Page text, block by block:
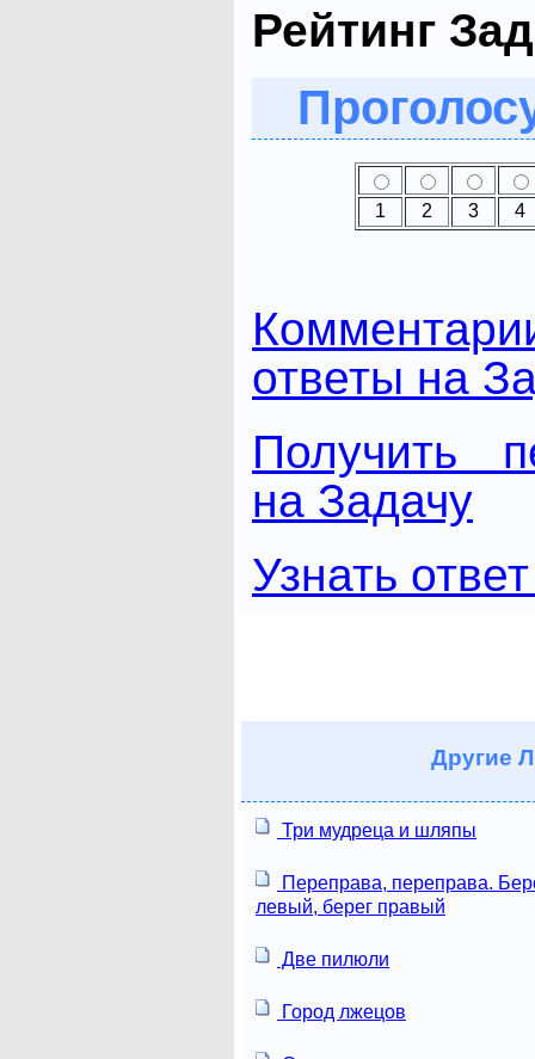
Рейтинг
1 2 3 4
ответы на
Получить
на Задачу
Узнать
Другие
Три мудреца и шляпы
Переправа, переправа.
левый, берег правый
Две пилюли
Город лжецов